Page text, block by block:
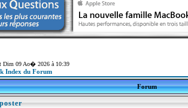
Dim 09 Ao� 2026 à 10:39
Index du Forum
Forum